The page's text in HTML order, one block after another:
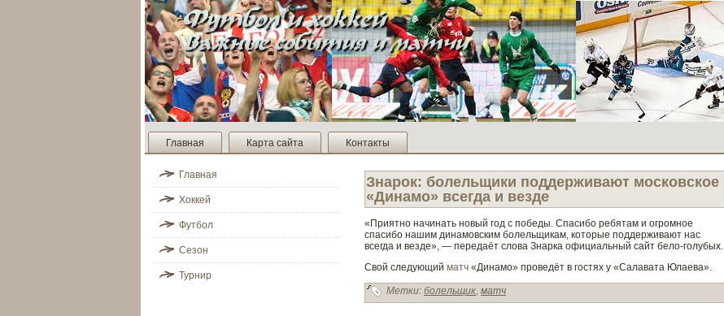
Главная Карта сайта Контакты
Главная
Хоккей
Футбол
Сезон
Турнир
Знарок: болельщики подде­рживают московское
«Динамо» всегда и ве­зде­
«Приятно начинать новый год с победы. Спасибо ребятам и огромное
спасибо нашим динамовским болельщикам, которые подде­рживают нас
всегда и ве­зде­», — передаёт слова Знарка официальный сайт бело-голубых.
Свой следующий матч «Динамо» прове­дёт в гостях у «Салавата Юлаева».
Метки: болельщик, матч